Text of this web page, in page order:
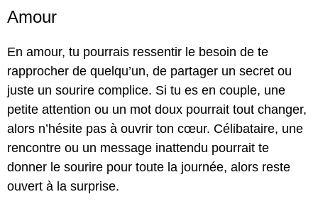
Amour
En amour, tu pourrais ressentir le besoin de te
rapprocher de quelqu’un, de partager un secret ou
juste un sourire complice. Si tu es en couple, une
petite attention ou un mot doux pourrait tout changer,
alors n’hésite pas à ouvrir ton cœur. Célibataire, une
rencontre ou un message inattendu pourrait te
donner le sourire pour toute la journée, alors reste
ouvert à la surprise.